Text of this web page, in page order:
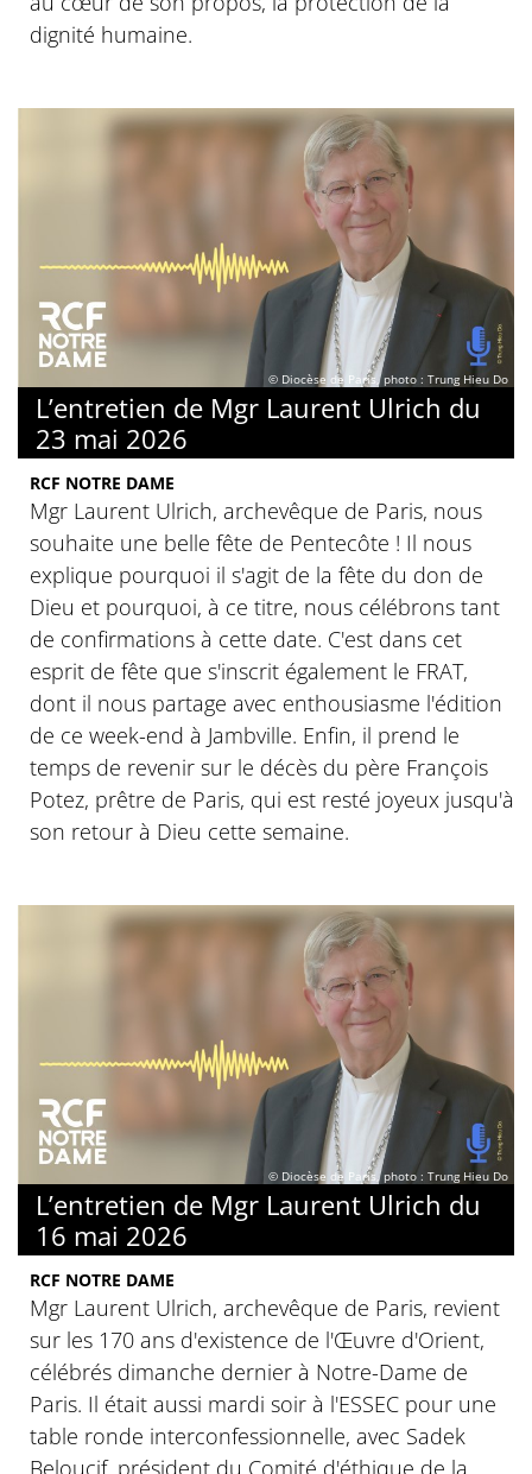
dignité humaine.
© Diocèse de Paris, photo : Trung Hieu Do
L’entretien de Mgr Laurent Ulrich du
23 mai 2026
RCF NOTRE DAME
Mgr Laurent Ulrich, archevêque de Paris, nous
souhaite une belle fête de Pentecôte ! Il nous
explique pourquoi il s'agit de la fête du don de
Dieu et pourquoi, à ce titre, nous célébrons tant
de confirmations à cette date. C'est dans cet
esprit de fête que s'inscrit également le FRAT,
dont il nous partage avec enthousiasme l'édition
de ce week-end à Jambville. Enfin, il prend le
temps de revenir sur le décès du père François
Potez, prêtre de Paris, qui est resté joyeux jusqu'à
son retour à Dieu cette semaine.
© Diocèse de Paris, photo : Trung Hieu Do
L’entretien de Mgr Laurent Ulrich du
16 mai 2026
RCF NOTRE DAME
Mgr Laurent Ulrich, archevêque de Paris, revient
sur les 170 ans d'existence de l'Œuvre d'Orient,
célébrés dimanche dernier à Notre-Dame de
Paris. Il était aussi mardi soir à l'ESSEC pour une
table ronde interconfessionnelle, avec Sadek